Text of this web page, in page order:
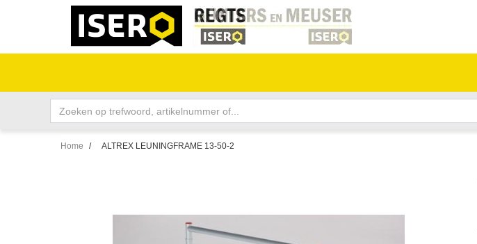
Home / ALTREX LEUNINGFRAME 13-50-2